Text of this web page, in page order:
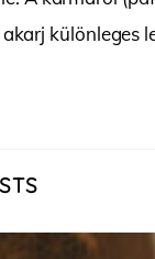
különleges